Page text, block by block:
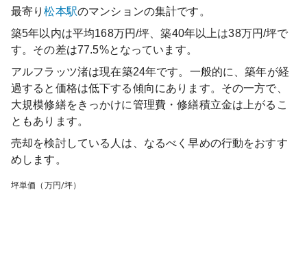
最寄り松本駅のマンションの集計です。
築5年以内は平均168万円/坪、築40年以上は38万円/坪で
す。その差は77.5%となっています。
アルフラッツ渚は現在築24年です。一般的に、築年が経
過すると価格は低下する傾向にあります。その一方で、
大規模修繕をきっかけに管理費・修繕積立金は上がるこ
ともあります。
売却を検討している人は、なるべく早めの行動をおすす
めします。
坪単価（万円/坪）